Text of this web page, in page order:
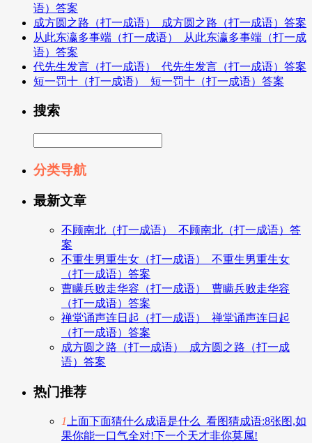
语）答案
成方圆之路（打一成语）_成方圆之路（打一成语）答案
从此东瀛多事端（打一成语）_从此东瀛多事端（打一成
语）答案
代先生发言（打一成语）_代先生发言（打一成语）答案
短一罚十（打一成语）_短一罚十（打一成语）答案
搜索
分类导航
最新文章
不顾南北（打一成语）_不顾南北（打一成语）答
案
不重生男重生女（打一成语）_不重生男重生女
（打一成语）答案
曹瞒兵败走华容（打一成语）_曹瞒兵败走华容
（打一成语）答案
禅堂诵声连日起（打一成语）_禅堂诵声连日起
（打一成语）答案
成方圆之路（打一成语）_成方圆之路（打一成
语）答案
热门推荐
1 上面下面猜什么成语是什么_看图猜成语:8张图,如
果你能一口气全对!下一个天才非你莫属!